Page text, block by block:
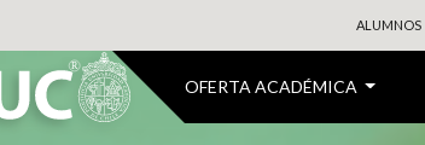
OFERTA ACADÉMICA
ALUMNOS